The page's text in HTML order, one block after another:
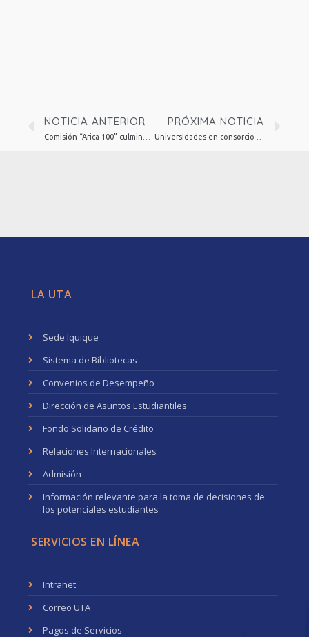
NOTICIA ANTERIOR PRÓXIMA NOTICIA
LA UTA
Sede Iquique
Sistema de Bibliotecas
Convenios de Desempeño
Dirección de Asuntos Estudiantiles
Fondo Solidario de Crédito
Relaciones Internacionales
Admisión
Información relevante para la toma de decisiones de
los potenciales estudiantes
SERVICIOS EN LÍNEA
Intranet
Correo UTA
Pagos de Servicios